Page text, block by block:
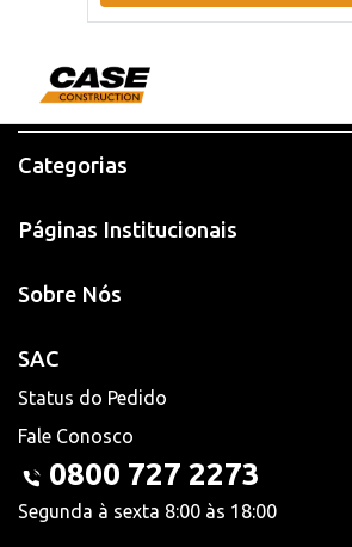
Categorias
Páginas Institucionais
Sobre Nós
SAC
Status do Pedido
Fale Conosco
0800 727 2273
Segunda à sexta 8:00 às 18:00